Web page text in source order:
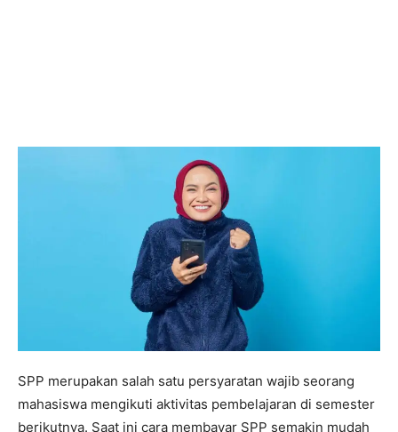
SPP merupakan salah satu persyaratan wajib seorang
mahasiswa mengikuti aktivitas pembelajaran di semester
berikutnya. Saat ini cara membayar SPP semakin mudah